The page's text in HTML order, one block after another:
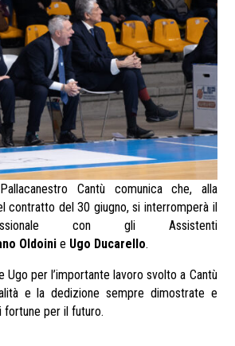
Cantù comunica che, alla
contratto del 30 giugno, si interromperà il
con gli Assistenti
Oldoini e Ugo Ducarello.
Ugo per l’importante lavoro svolto a Cantù
e la dedizione sempre dimostrate e
fortune per il futuro.